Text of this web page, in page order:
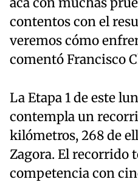
contentos con el
veremos cómo
comentó Francisco
La Etapa 1 de este
contempla un
kilómetros, 268 de
Zagora. El recorrido
competencia con